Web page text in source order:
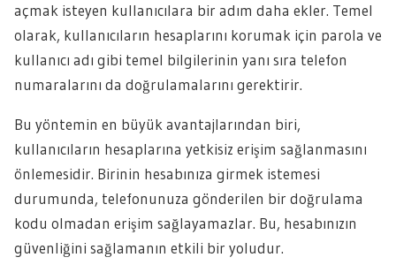
açmak isteyen kullanıcılara bir adım daha ekler. Temel
olarak, kullanıcıların hesaplarını korumak için parola ve
kullanıcı adı gibi temel bilgilerinin yanı sıra telefon
numaralarını da doğrulamalarını gerektirir.
Bu yöntemin en büyük avantajlarından biri,
kullanıcıların hesaplarına yetkisiz erişim sağlanmasını
önlemesidir. Birinin hesabınıza girmek istemesi
durumunda, telefonunuza gönderilen bir doğrulama
kodu olmadan erişim sağlayamazlar. Bu, hesabınızın
güvenliğini sağlamanın etkili bir yoludur.